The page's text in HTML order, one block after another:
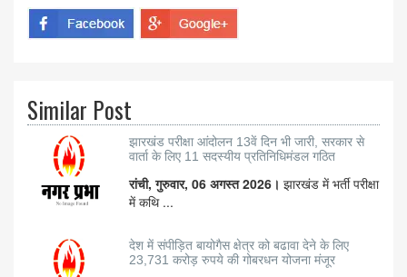
Similar Post
झारखंड परीक्षा आंदोलन 13वें दिन भी जारी, सरकार से
वार्ता के लिए 11 सदस्यीय प्रतिनिधिमंडल गठित
रांची, गुरुवार, 06 अगस्त 2026। झारखंड में भर्ती परीक्षा
में कथि ...
देश में संपीड़ित बायोगैस क्षेत्र को बढावा देने के लिए
23,731 करोड़ रुपये की गोबरधन योजना मंजूर